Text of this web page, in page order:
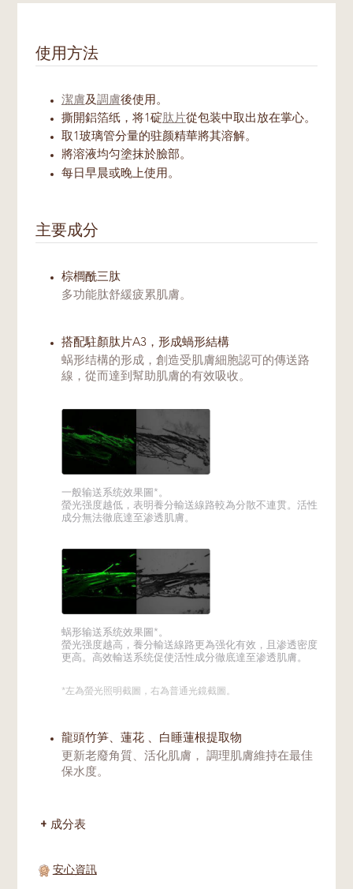
使用方法
潔膚及 調膚後使用。
撕開鋁箔纸，将1碇肽片從包装中取出放在掌心。
取1玻璃管分量的驻颜精華將其溶解。
將溶液均匀塗抹於臉部。
每日早晨或晚上使用。
主要成分
棕櫚酰三肽
多功能肽舒緩疲累肌膚。
搭配駐顏肽片A3，形成蝸形結構
蜗形结構的形成，創造受肌膚細胞認可的傳送路
線，從而達到幫助肌膚的有效吸收。
一般输送系统效果圖*。
螢光强度越低，表明養分輸送線路較為分散不連贯。活性
成分無法徹底達至渗透肌膚。
蜗形输送系统效果圖*。
螢光强度越高，養分輸送線路更為强化有效，且渗透密度
更高。高效輸送系统促使活性成分徹底達至渗透肌膚。
*左為螢光照明截圖，右為普通光鏡截圖。
龍頭竹笋、蓮花 、白睡蓮根提取物
更新老廢角質、活化肌膚， 調理肌膚維持在最佳
保水度。
成分表
安心資訊